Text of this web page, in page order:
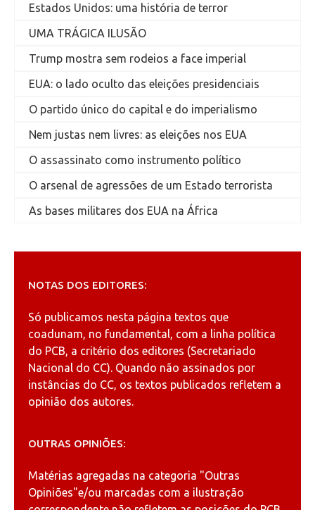
Estados Unidos: uma história de terror
UMA TRÁGICA ILUSÃO
Trump mostra sem rodeios a face imperial
EUA: o lado oculto das eleições presidenciais
O partido único do capital e do imperialismo
Nem justas nem livres: as eleições nos EUA
O assassinato como instrumento político
O arsenal de agressões de um Estado terrorista
As bases militares dos EUA na África
NOTAS DOS EDITORES:
Só publicamos nesta página textos que
coadunam, no fundamental, com a linha política
do PCB, a critério dos editores (Secretariado
Nacional do CC). Quando não assinados por
instâncias do CC, os textos publicados refletem a
opinião dos autores.
OUTRAS OPINIÕES:
Matérias agregadas na categoria "Outras
Opiniões"e/ou marcadas com a ilustração